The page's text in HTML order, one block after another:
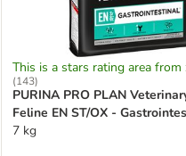
This is a stars rating area from
(143)
PURINA PRO PLAN
Feline EN ST/OX -
7 kg